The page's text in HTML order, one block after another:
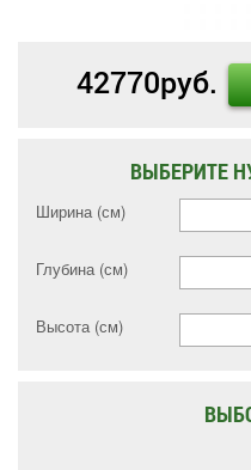
42770руб.
ВЫБЕРИТЕ
Ширина (см)
Глубина (см)
Высота (см)